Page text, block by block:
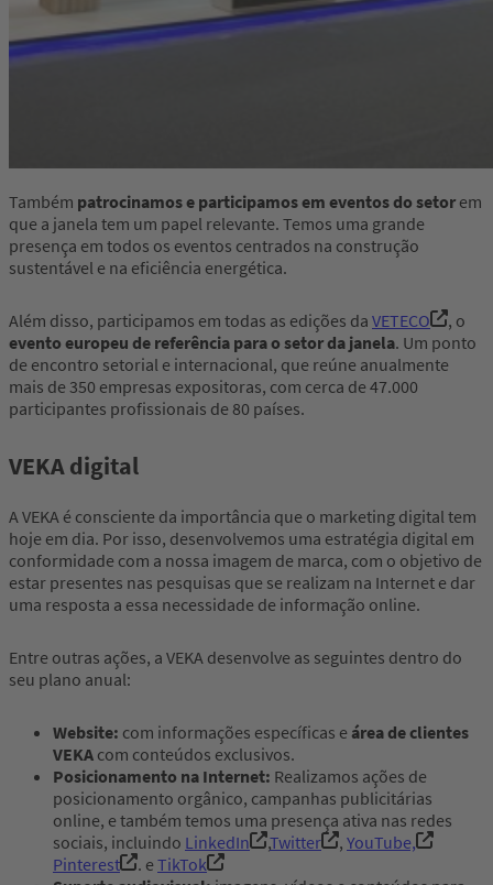
Também patrocinamos e participamos em eventos do setor em
que a janela tem um papel relevante. Temos uma grande
presença em todos os eventos centrados na construção
sustentável e na eficiência energética.
Além disso, participamos em todas as edições da VETECO
, o
evento europeu de referência para o setor da janela. Um ponto
de encontro setorial e internacional, que reúne anualmente
mais de 350 empresas expositoras, com cerca de 47.000
participantes profissionais de 80 países.
VEKA digital
A VEKA é consciente da importância que o marketing digital tem
hoje em dia. Por isso, desenvolvemos uma estratégia digital em
conformidade com a nossa imagem de marca, com o objetivo de
estar presentes nas pesquisas que se realizam na Internet e dar
uma resposta a essa necessidade de informação online.
Entre outras ações, a VEKA desenvolve as seguintes dentro do
seu plano anual:
Website: com informações específicas e área de clientes
VEKA com conteúdos exclusivos.
Posicionamento na Internet: Realizamos ações de
posicionamento orgânico, campanhas publicitárias
online, e também temos uma presença ativa nas redes
sociais, incluindo LinkedIn ,Twitter , YouTube,
Pinterest
. eTikTok